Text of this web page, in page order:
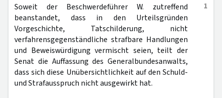
1
Soweit der Beschwerdeführer W. zutreffend
beanstandet, dass in den Urteilsgründen
Vorgeschichte, Tatschilderung, nicht
verfahrensgegenständliche strafbare Handlungen
und Beweiswürdigung vermischt seien, teilt der
Senat die Auffassung des Generalbundesanwalts,
dass sich diese Unübersichtlichkeit auf den Schuld-
und Strafausspruch nicht ausgewirkt hat.